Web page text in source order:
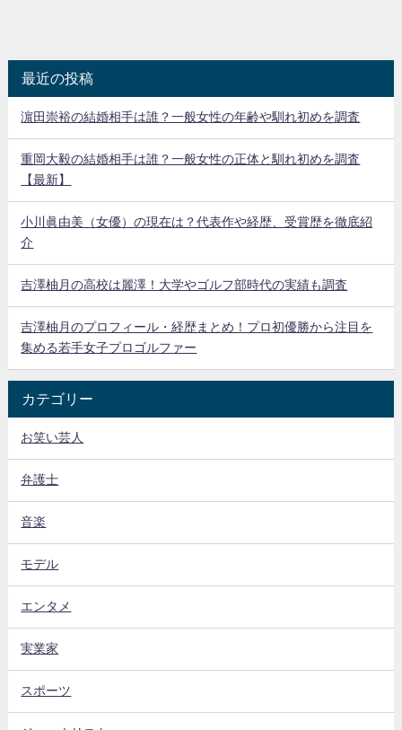
最近の投稿
濵田崇裕の結婚相手は誰？一般女性の年齢や馴れ初めを調査
重岡大毅の結婚相手は誰？一般女性の正体と馴れ初めを調査
【最新】
小川眞由美（女優）の現在は？代表作や経歴、受賞歴を徹底紹
介
吉澤柚月の高校は麗澤！大学やゴルフ部時代の実績も調査
吉澤柚月のプロフィール・経歴まとめ！プロ初優勝から注目を
集める若手女子プロゴルファー
カテゴリー
お笑い芸人
弁護士
音楽
モデル
エンタメ
実業家
スポーツ